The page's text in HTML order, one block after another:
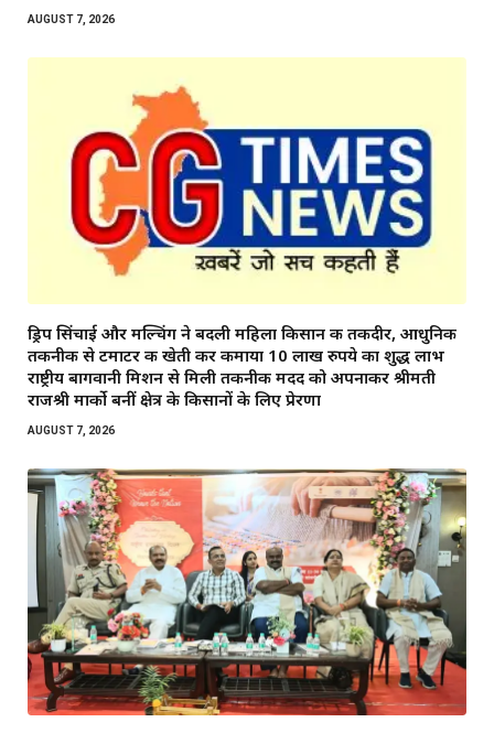
AUGUST 7, 2026
ड्रिप सिंचाई और मल्चिंग ने बदली महिला किसान की तकदीर, आधुनिक
तकनीक से टमाटर की खेती कर कमाया 10 लाख रुपये का शुद्ध लाभ
राष्ट्रीय बागवानी मिशन से मिली तकनीकी मदद को अपनाकर श्रीमती
राजश्री मार्को बनीं क्षेत्र के किसानों के लिए प्रेरणा
AUGUST 7, 2026